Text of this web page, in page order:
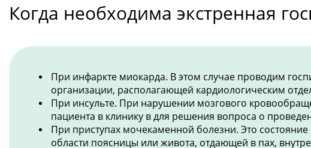
Когда необходима экстренная
При инфаркте миокарда. В этом случае проводим
организации, располагающей кардиологическим
При инсульте. При нарушении мозгового
пациента в клинику в для решения вопроса о
При приступах мочекаменной болезни. Это
области поясницы или живота, отдающей в пах,